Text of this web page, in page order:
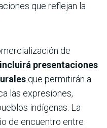
que reflejan la
de
presentaciones
que permitirán a
las expresiones,
indígenas. La
de encuentro entre